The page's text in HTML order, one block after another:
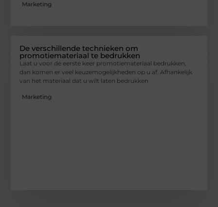
Marketing
De verschillende technieken om
promotiemateriaal te bedrukken
Laat u voor de eerste keer promotiemateriaal bedrukken,
dan komen er veel keuzemogelijkheden op u af. Afhankelijk
van het materiaal dat u wilt laten bedrukken
Marketing